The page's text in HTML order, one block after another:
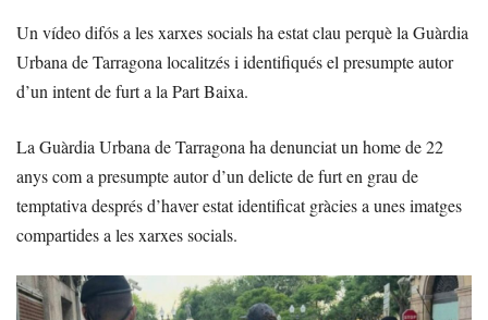
Un vídeo difós a les xarxes socials ha estat clau perquè la Guàrdia
Urbana de Tarragona localitzés i identifiqués el presumpte autor
d’un intent de furt a la Part Baixa.
La Guàrdia Urbana de Tarragona ha denunciat un home de 22
anys com a presumpte autor d’un delicte de furt en grau de
temptativa després d’haver estat identificat gràcies a unes imatges
compartides a les xarxes socials.